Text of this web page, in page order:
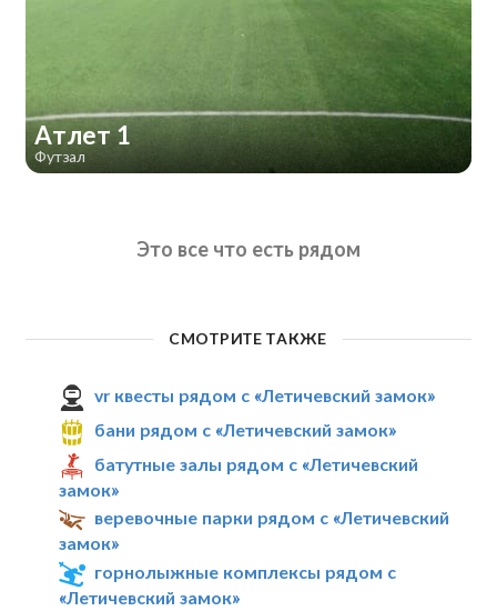
Атлет 1
Футзал
Это все что есть рядом
СМОТРИТЕ ТАКЖЕ
vr квесты рядом с «Летичевский замок»
бани рядом с «Летичевский замок»
батутные залы рядом с «Летичевский
замок»
веревочные парки рядом с «Летичевский
замок»
горнолыжные комплексы рядом с
«Летичевский замок»